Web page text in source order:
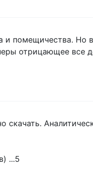
и помещичества. Но
отрицающее все
скачать.
...5